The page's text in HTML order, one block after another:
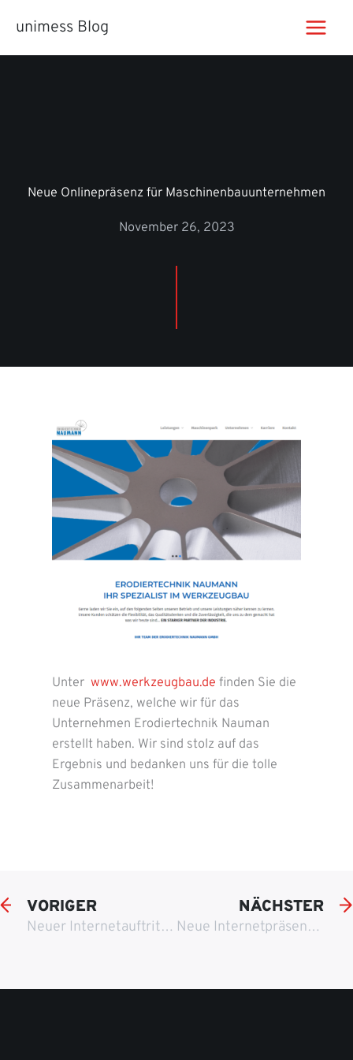
Inhaltunimess Blog
Neue Onlinepräsenz für Maschinenbauunternehmen
November 26, 2023
Unter www.werkzeugbau.de finden Sie die
neue Präsenz, welche wir für das
Unternehmen Erodiertechnik Nauman
erstellt haben. Wir sind stolz auf das
Ergebnis und bedanken uns für die tolle
Zusammenarbeit!
VORIGER
Neuer Internetauftritt für die Zimmerei Steigitzer
NÄCHSTER
Neue Internetpräsenz für den Atlasexperte